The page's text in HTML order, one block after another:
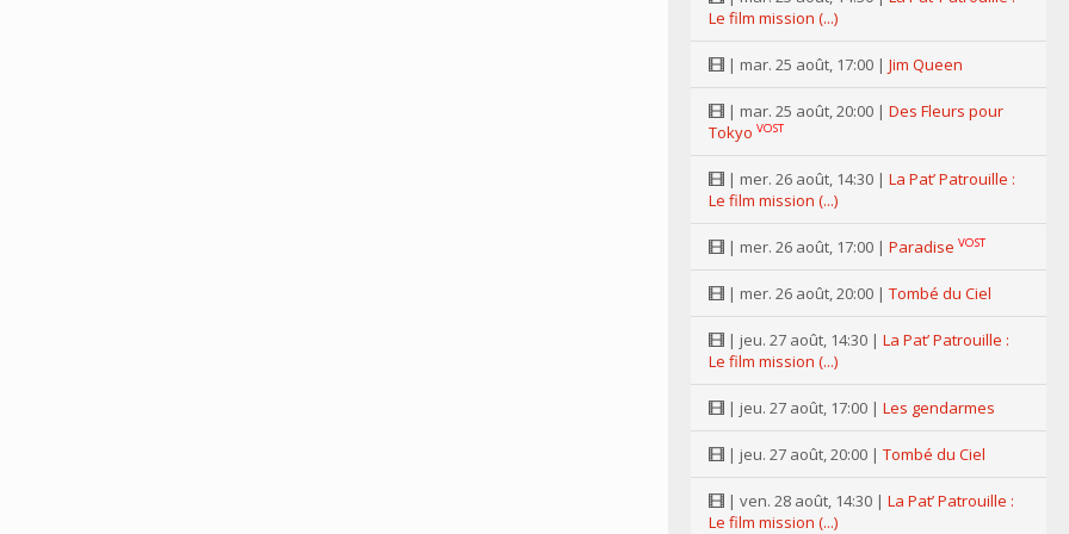
Le film mission (...)
| mar. 25 août, 17:00 | Jim Queen
| mar. 25 août, 20:00 | Des Fleurs pour
Tokyo VOST
| mer. 26 août, 14:30 | La Pat’ Patrouille :
Le film mission (...)
| mer. 26 août, 17:00 | Paradise VOST
| mer. 26 août, 20:00 | Tombé du Ciel
| jeu. 27 août, 14:30 | La Pat’ Patrouille :
Le film mission (...)
| jeu. 27 août, 17:00 | Les gendarmes
| jeu. 27 août, 20:00 | Tombé du Ciel
| ven. 28 août, 14:30 | La Pat’ Patrouille :
Le film mission (...)